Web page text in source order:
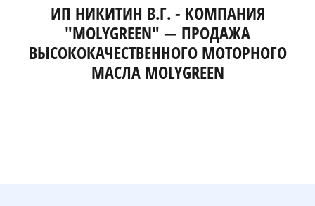
ИП НИКИТИН В.Г. - КОМПАНИЯ
"MOLYGREEN" — ПРОДАЖА
ВЫСОКОКАЧЕСТВЕННОГО МОТОРНОГО
МАСЛА MOLYGREEN